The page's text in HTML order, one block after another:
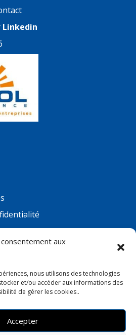
aux
nous utilisons des technologies
et/ou accéder aux informations des
de gérer les cookies..
Accepter
Linkedin